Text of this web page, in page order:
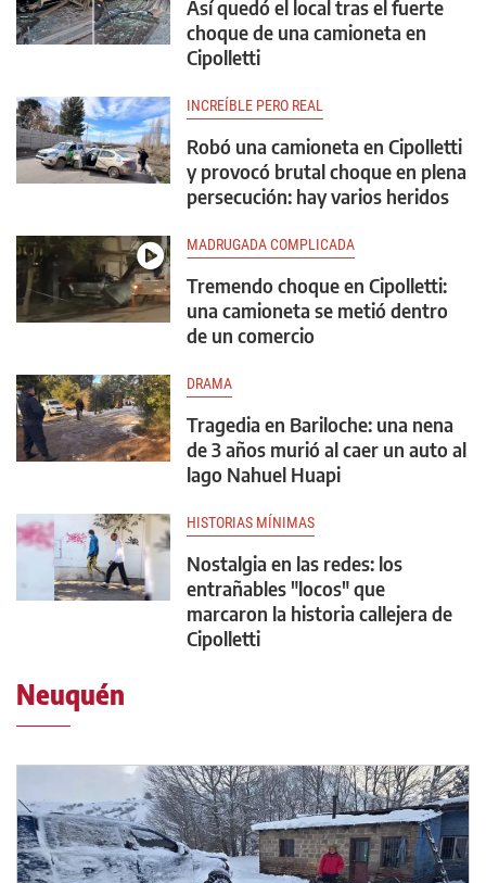
Así quedó el local tras el fuerte
choque de una camioneta en
Cipolletti
INCREÍBLE PERO REAL
Robó una camioneta en Cipolletti
y provocó brutal choque en plena
persecución: hay varios heridos
MADRUGADA COMPLICADA
Tremendo choque en Cipolletti:
una camioneta se metió dentro
de un comercio
DRAMA
Tragedia en Bariloche: una nena
de 3 años murió al caer un auto al
lago Nahuel Huapi
HISTORIAS MÍNIMAS
Nostalgia en las redes: los
entrañables "locos" que
marcaron la historia callejera de
Cipolletti
Neuquén